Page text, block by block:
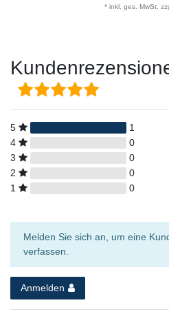
* inkl. ges. MwSt.
5
1
4
0
3
0
2
0
1
0
Melden Sie sich an, um eine
verfassen.
Anmelden